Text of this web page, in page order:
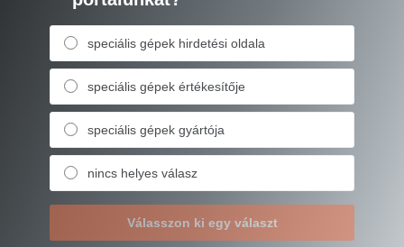
speciális gépek hirdetési oldala
speciális gépek értékesítője
speciális gépek gyártója
nincs helyes válasz
Válasszon ki egy választ